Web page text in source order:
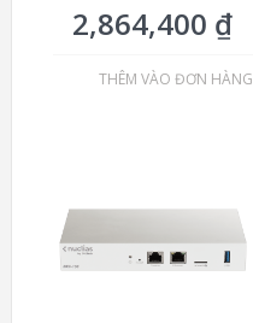
2,864,400 ₫
THÊM VÀO ĐƠN HÀNG